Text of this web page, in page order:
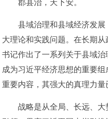
郡县治，天下安。
县域治理和县域经济发展
大理论和实践问题。在长期
书记作出了一系列关于县域治
成为习近平经济思想的重要
重要内容，其强大的真理力量
战略是从全局、长远、大